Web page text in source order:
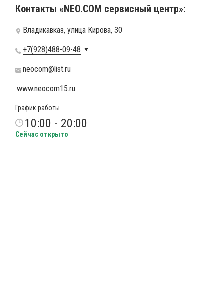
Контакты «NEO.COM сервисный центр»:
Владикавказ, улица Кирова, 30
+7(928)488-09-48
neocom@list.ru
www.neocom15.ru
График работы
10:00 - 20:00
Сейчас открыто